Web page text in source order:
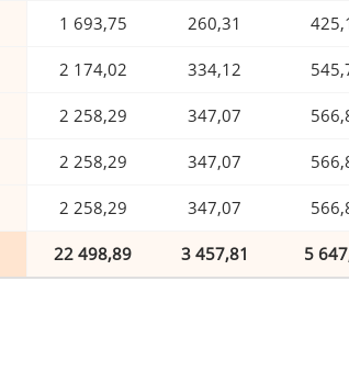
1 693,75 260,31
2 174,02 334,12
2 258,29 347,07
2 258,29 347,07
2 258,29 347,07
22 498,89 3 457,81 5